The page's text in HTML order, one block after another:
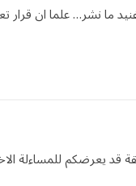
ما نشر… علما ان قرار
قد يعرضكم للمساءلة